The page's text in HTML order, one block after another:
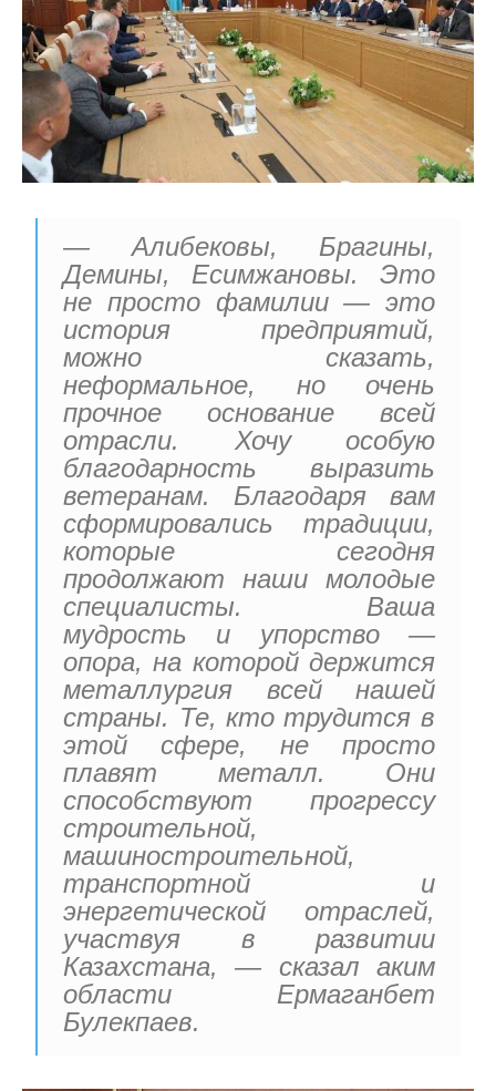
— Алибековы, Брагины,
Демины, Есимжановы. Это
не просто фамилии — это
история предприятий,
можно сказать,
неформальное, но очень
прочное основание всей
отрасли. Хочу особую
благодарность выразить
ветеранам. Благодаря вам
сформировались традиции,
которые сегодня
продолжают наши молодые
специалисты. Ваша
мудрость и упорство —
опора, на которой держится
металлургия всей нашей
страны. Те, кто трудится в
этой сфере, не просто
плавят металл. Они
способствуют прогрессу
строительной,
машиностроительной,
транспортной и
энергетической отраслей,
участвуя в развитии
Казахстана, — сказал аким
области Ермаганбет
Булекпаев.